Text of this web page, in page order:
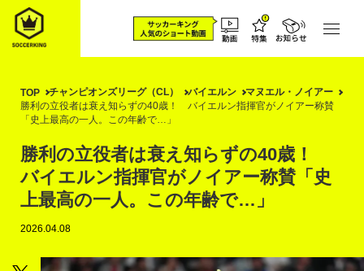
TOP チャンピオンズリーグ（CL） バイエルン
マヌエル・ノイアー
勝利の立役者は衰え知らずの40歳！ バイエルン指揮官がノイアー称賛
「史上最高の一人。この年齢で…」
勝利の立役者は衰え知らずの40歳！
バイエルン指揮官がノイアー称賛「史
上最高の一人。この年齢で…」
2026.04.08